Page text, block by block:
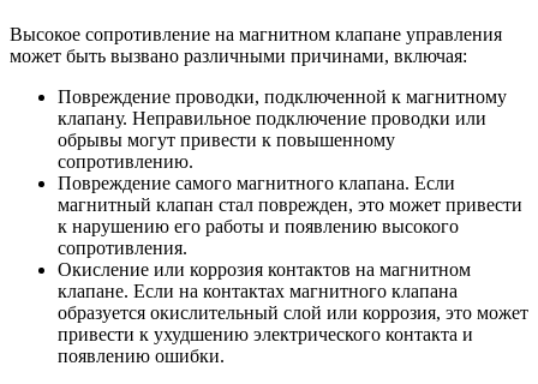
Высокое сопротивление на магнитном клапане управления
может быть вызвано различными причинами, включая:
Повреждение проводки, подключенной к магнитному
клапану. Неправильное подключение проводки или
обрывы могут привести к повышенному
сопротивлению.
Повреждение самого магнитного клапана. Если
магнитный клапан стал поврежден, это может привести
к нарушению его работы и появлению высокого
сопротивления.
Окисление или коррозия контактов на магнитном
клапане. Если на контактах магнитного клапана
образуется окислительный слой или коррозия, это может
привести к ухудшению электрического контакта и
появлению ошибки.